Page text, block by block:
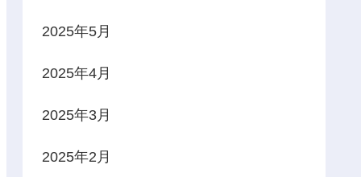
2025年5月
2025年4月
2025年3月
2025年2月